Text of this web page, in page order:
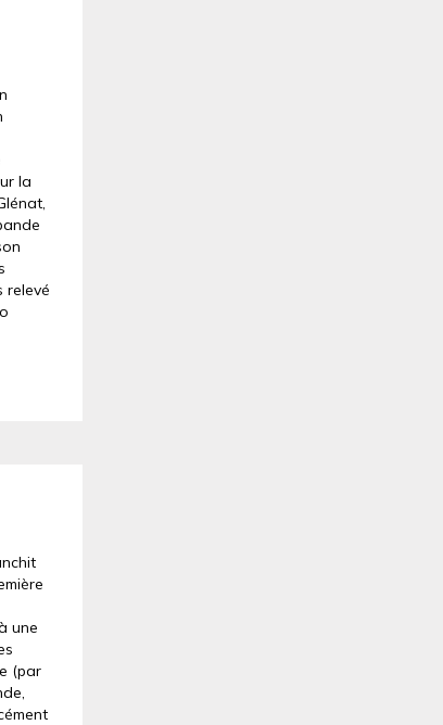
la
relevé
une
(par